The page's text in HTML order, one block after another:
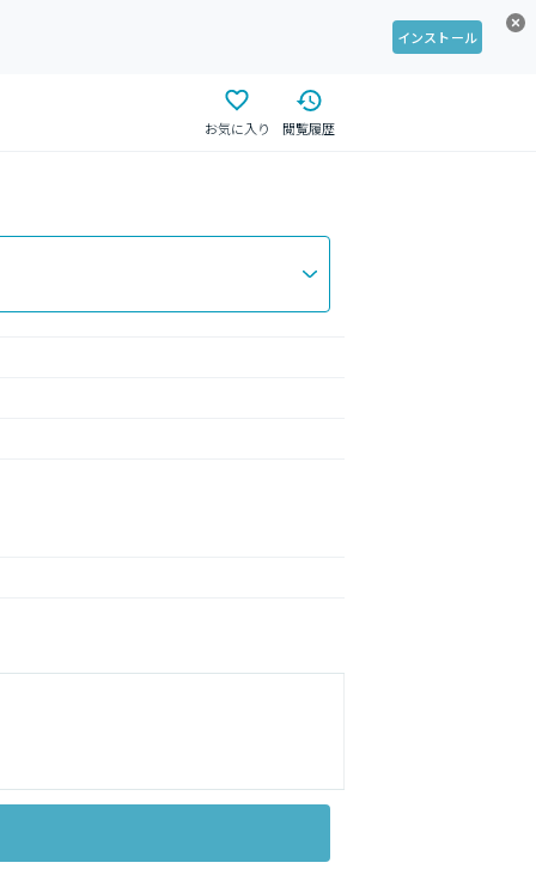
インストール
お気に入り 閲覧履歴